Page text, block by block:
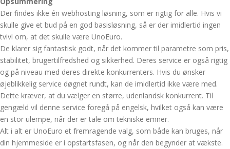
Der findes ikke én webhosting løsning, som er rigtig for alle. Hvis vi
skulle give et bud på en god basisløsning, så er der imidlertid ingen
tvivl om, at det skulle være UnoEuro.
De klarer sig fantastisk godt, når det kommer til parametre som pris,
stabilitet, brugertilfredshed og sikkerhed. Deres service er også rigtig
og på niveau med deres direkte konkurrenters. Hvis du ønsker
øjeblikkelig service døgnet rundt, kan de imidlertid ikke være med.
Dette kræver, at du vælger en større, udenlandsk konkurrent. Til
gengæld vil denne service foregå på engelsk, hvilket også kan være
en stor ulempe, når der er tale om tekniske emner.
Alt i alt er UnoEuro et fremragende valg, som både kan bruges, når
din hjemmeside er i opstartsfasen, og når den begynder at vækste.